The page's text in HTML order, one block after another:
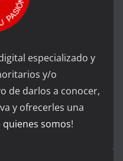
especializado y
y/o
de darlos a conocer,
y ofrecerles una
quienes somos!